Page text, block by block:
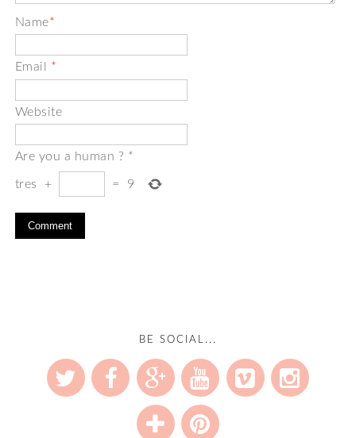
Name*
Email *
Website
Are you a human ? *
tres + = 9
BE SOCIAL...